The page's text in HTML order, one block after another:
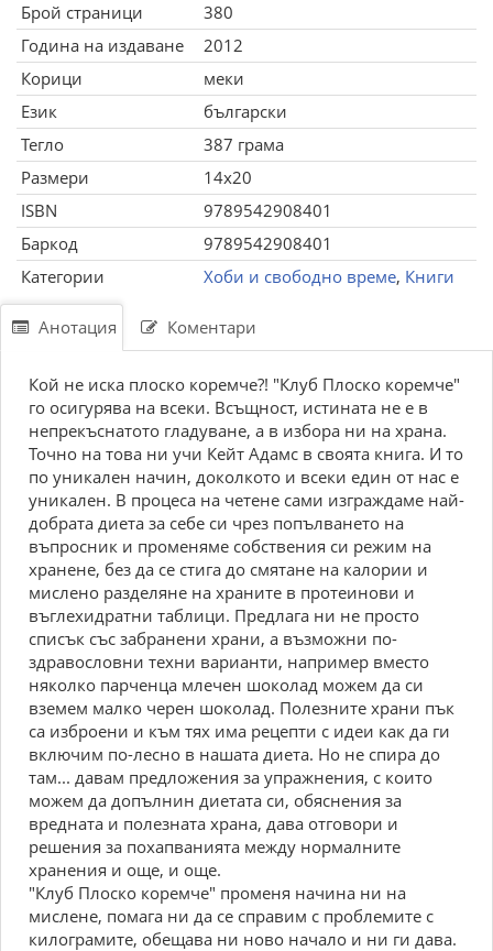
Брой страници
380
Година на издаване
2012
Корици
меки
Език
български
Тегло
387 грама
Размери
14x20
ISBN
9789542908401
Баркод
9789542908401
Категории
Хоби и свободно време, Книги
Анотация Коментари
Кой не иска плоско коремче?! "Клуб Плоско коремче"
го осигурява на всеки. Всъщност, истината не е в
непрекъснатото гладуване, а в избора ни на храна.
Точно на това ни учи Кейт Адамс в своята книга. И то
по уникален начин, доколкото и всеки един от нас е
уникален. В процеса на четене сами изграждаме най-
добрата диета за себе си чрез попълването на
въпросник и променяме собствения си режим на
хранене, без да се стига до смятане на калории и
мислено разделяне на храните в протеинови и
въглехидратни таблици. Предлага ни не просто
списък със забранени храни, а възможни по-
здравословни техни варианти, например вместо
няколко парченца млечен шоколад можем да си
вземем малко черен шоколад. Полезните храни пък
са изброени и към тях има рецепти с идеи как да ги
включим по-лесно в нашата диета. Но не спира до
там... давам предложения за упражнения, с които
можем да допълнин диетата си, обяснения за
вредната и полезната храна, дава отговори и
решения за похапванията между нормалните
хранения и още, и още.
"Клуб Плоско коремче" променя начина ни на
мислене, помага ни да се справим с проблемите с
килограмите, обещава ни ново начало и ни ги дава.